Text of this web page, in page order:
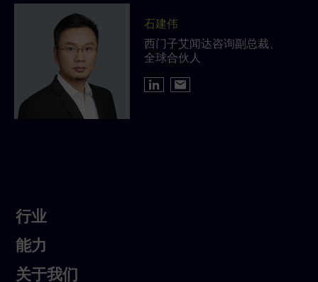
石建伟
西门子艾闻达咨询副总裁、
全球合伙人
行
行业
Services
能力
About
关于我们